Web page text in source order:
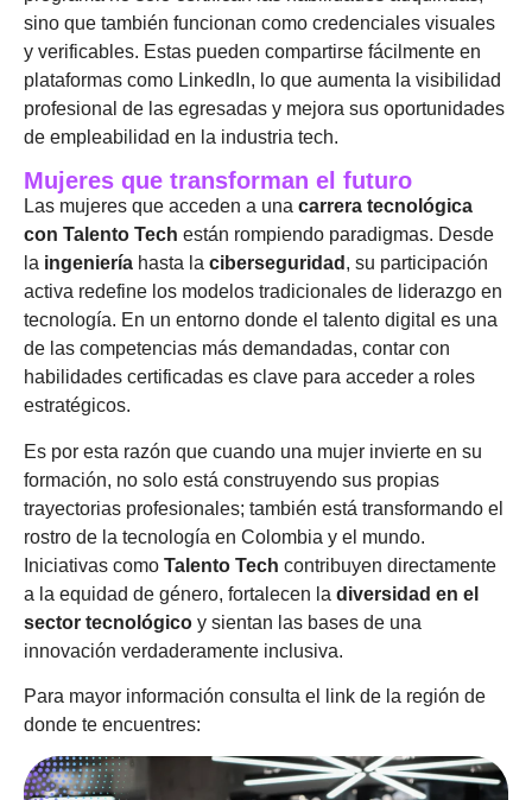
sino que también funcionan como credenciales visuales
y verificables. Estas pueden compartirse fácilmente en
plataformas como LinkedIn, lo que aumenta la visibilidad
profesional de las egresadas y mejora sus oportunidades
de empleabilidad en la industria tech.
Mujeres que transforman el futuro
Las mujeres que acceden a una carrera tecnológica
con Talento Tech están rompiendo paradigmas. Desde
la ingeniería hasta la ciberseguridad , su participación
activa redefine los modelos tradicionales de liderazgo en
tecnología. En un entorno donde el talento digital es una
de las competencias más demandadas, contar con
habilidades certificadas es clave para acceder a roles
estratégicos.
Es por esta razón que cuando una mujer invierte en su
formación, no solo está construyendo sus propias
trayectorias profesionales; también está transformando el
rostro de la tecnología en Colombia y el mundo.
Iniciativas como Talento Tech contribuyen directamente
a la equidad de género, fortalecen la diversidad en el
sector tecnológico y sientan las bases de una
innovación verdaderamente inclusiva.
Para mayor información consulta el link de la región de
donde te encuentres: